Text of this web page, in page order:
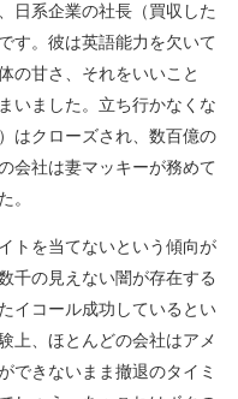
日系企業の社長（買収した
す。彼は英語能力を欠いて
の甘さ、それをいいこと
いました。立ち行かなくな
はクローズされ、数百億の
会社は妻マッキーが務めて
。
トを当てないという傾向が
千の見えない闇が存在する
イコール成功しているとい
上、ほとんどの会社はアメ
できないまま撤退のタイミ